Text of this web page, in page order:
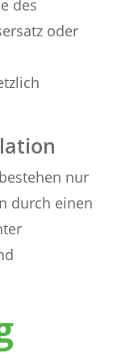
des
oder
nur
durch einen